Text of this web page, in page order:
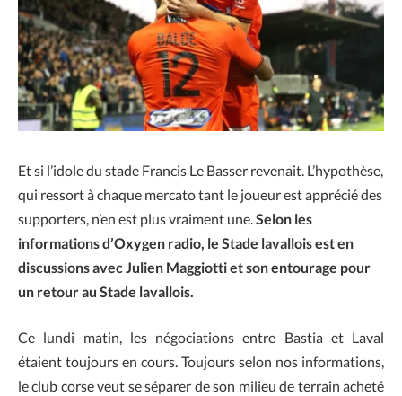
Et si l’idole du stade Francis Le Basser revenait. L’hypothèse,
qui ressort à chaque mercato tant le joueur est apprécié des
supporters, n’en est plus vraiment une. Selon les
informations d’Oxygen radio, le Stade lavallois est en
discussions avec Julien Maggiotti et son entourage pour
un retour au Stade lavallois.
Ce lundi matin, les négociations entre Bastia et Laval
étaient toujours en cours. Toujours selon nos informations,
le club corse veut se séparer de son milieu de terrain acheté